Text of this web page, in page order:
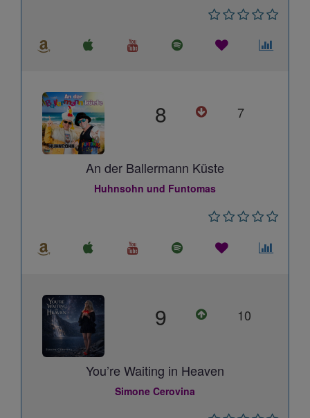
8 7
An der Ballermann Küste
Huhnsohn und Funtomas
9 10
You’re Waiting in Heaven
Simone Cerovina